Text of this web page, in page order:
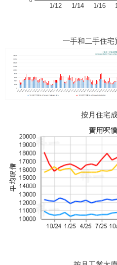
1/12 1/14 1/16
一手和二手住宅
按月住宅